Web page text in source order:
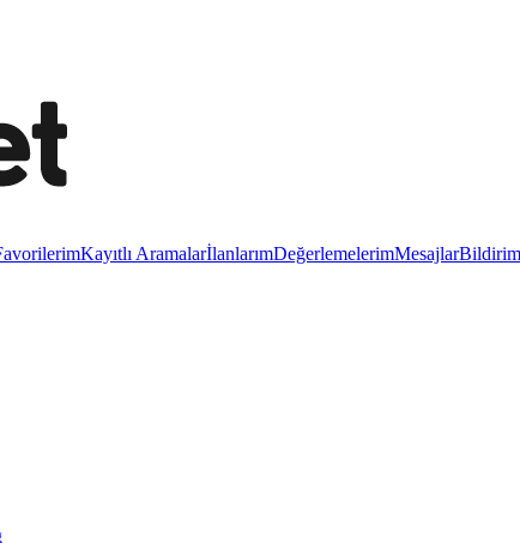
Kayıtlı AramalarİlanlarımDeğerlemelerimMesajlar